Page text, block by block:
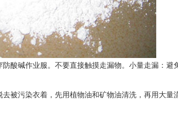
碱作业服。不要直接触摸走漏物。小量走漏：避
被污染衣着，先用植物油和矿物油清洗，再用大